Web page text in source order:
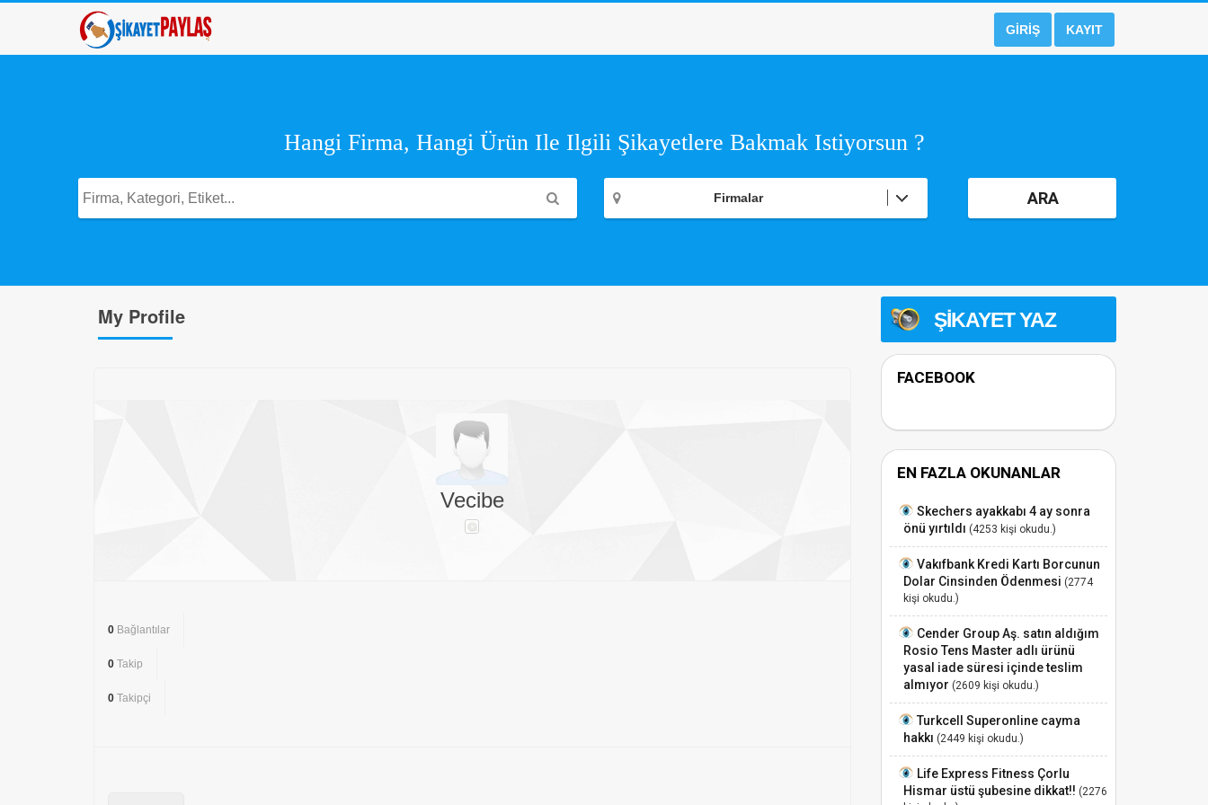
GIRIŞ KAYIT
Hangi Firma, Hangi Ürün Ile Ilgili Şikayetlere Bakmak Istiyorsun ?
Firmalar ARA
My Profile
Vecibe
0 Bağlantılar
0 Takip
0 Takipçi
ŞIKAYET YAZ
FACEBOOK
EN FAZLA OKUNANLAR
Skechers ayakkabı 4 ay sonra
önü yırtıldı (4253 kişi okudu.)
Vakıfbank Kredi Kartı Borcunun
Dolar Cinsinden Ödenmesi (2774
kişi okudu.)
Cender Group Aş. satın aldığım
Rosio Tens Master adlı ürünü
yasal iade süresi içinde teslim
almıyor (2609 kişi okudu.)
Turkcell Superonline cayma
hakkı (2449 kişi okudu.)
Life Express Fitness Çorlu
Hismar üstü şubesine dikkat!! (2276